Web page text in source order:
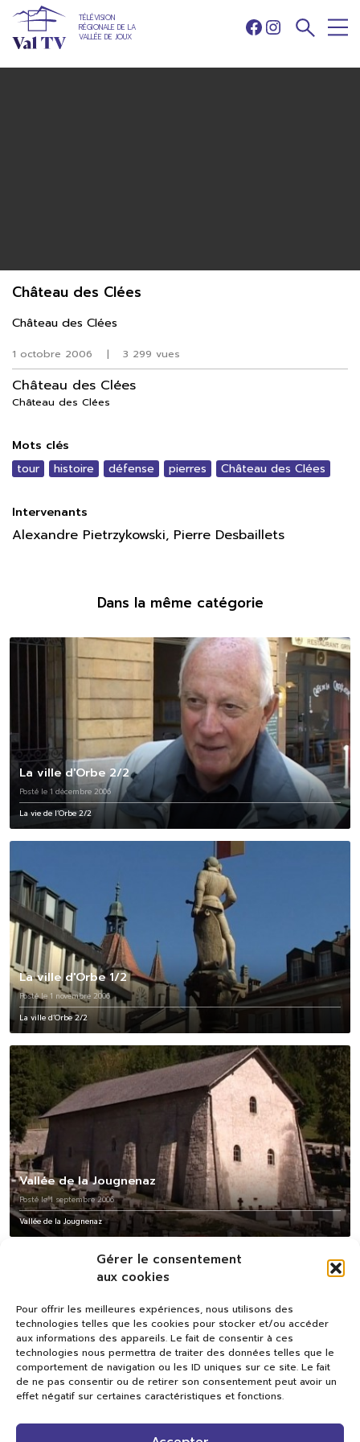
Gérer le consentement
aux cookies
Pour offrir les meilleures expériences, nous utilisons des
technologies telles que les cookies pour stocker et/ou accéder
aux informations des appareils. Le fait de consentir à ces
technologies nous permettra de traiter des données telles que le
comportement de navigation ou les ID uniques sur ce site. Le fait
de ne pas consentir ou de retirer son consentement peut avoir un
effet négatif sur certaines caractéristiques et fonctions.
TÉLÉVISION
RÉGIONALE DE LA
VALLÉE DE JOUX
Facebook
Instagram
1 octobre 2006 | 3 299 vues
Château des Clées
Château des Clées
Mots clés
tour histoire défense pierres Château des Clées
Intervenants
Alexandre Pietrzykowski, Pierre Desbaillets
Château des Clées
Château des Clées
Dans la même catégorie
La ville d'Orbe 2/2
Posté le 1 décembre 2006
La vie de l’Orbe 2/2
La ville d'Orbe 1/2
Posté le 1 novembre 2006
La ville d’Orbe 2/2
Vallée de la Jougnenaz
Posté le 1 septembre 2006
Vallée de la Jougnenaz
Val TV